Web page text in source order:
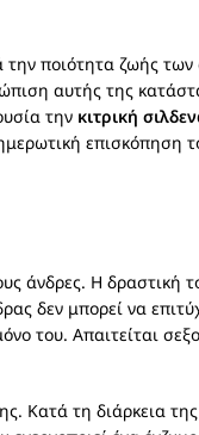
την ποιότητα ζωής
αυτής της
την κιτρική
επισκόπηση
άνδρες. Η δραστική
δεν μπορεί να
του. Απαιτείται
Κατά τη διάρκεια